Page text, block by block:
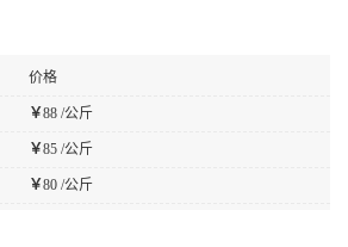
价格
￥88 /公斤
￥85 /公斤
￥80 /公斤